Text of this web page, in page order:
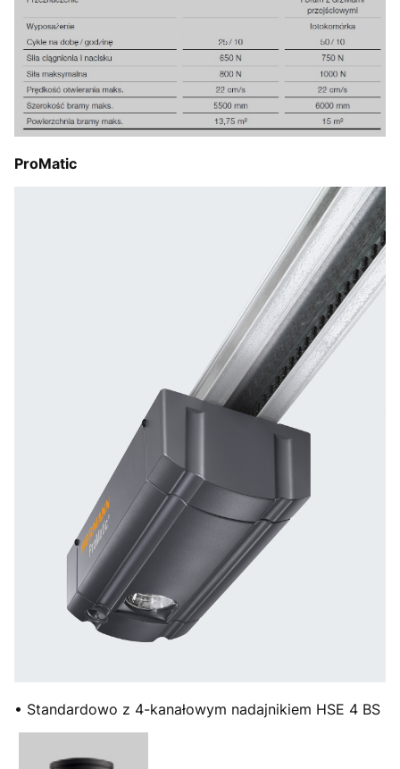
ProMatic
• Standardowo z 4-kanałowym nadajnikiem HSE 4 BS